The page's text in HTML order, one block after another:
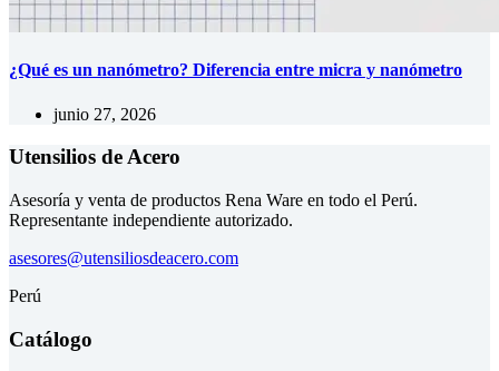
¿Qué es un nanómetro? Diferencia entre micra y nanómetro
junio 27, 2026
Utensilios de Acero
Asesoría y venta de productos Rena Ware en todo el Perú.
Representante independiente autorizado.
asesores@utensiliosdeacero.com
Perú
Catálogo